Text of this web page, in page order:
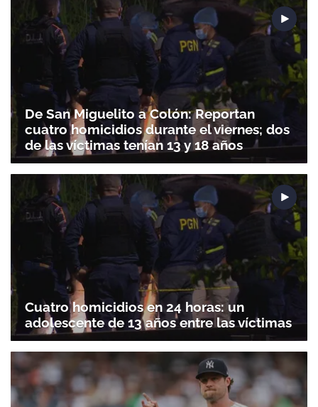
Gracias por suscribirte a nuestro boletín.
ACEPTAR
De San Miguelito a Colón: Reportan
cuatro homicidios durante el viernes; dos
de las víctimas tenían 13 y 18 años
Cuatro homicidios en 24 horas: un
adolescente de 13 años entre las víctimas